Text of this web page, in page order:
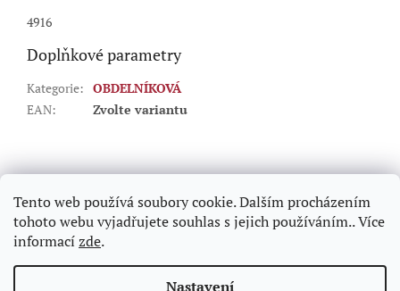
Tento web používá soubory cookie. Dalším procházením
tohoto webu vyjadřujete souhlas s jejich používáním.. Více
informacízde.
Nastavení
4916
Doplňkové parametry
Kategorie: OBDELNÍKOVÁ
EAN: Zvolte variantu
á